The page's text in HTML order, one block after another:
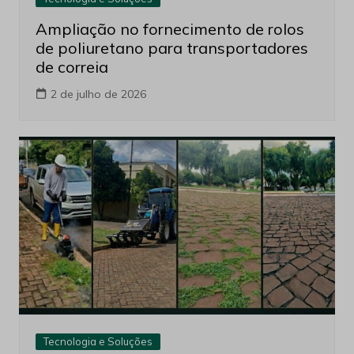
Ampliação no fornecimento de rolos
de poliuretano para transportadores
de correia
2 de julho de 2026
Tecnologia e Soluções